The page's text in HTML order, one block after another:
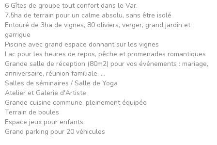
6 Gîtes de groupe tout confort dans le Var.
7.5ha de terrain pour un calme absolu, sans être isolé
Entouré de 3ha de vignes, 80 oliviers, verger, grand jardin et
garrigue
Piscine avec grand espace donnant sur les vignes
Lac pour les heures de repos, pêche et promenades romantiques
Grande salle de réception (80m2) pour vos événements : mariage,
anniversaire, réunion familiale, ...
Salles de séminaires / Salle de Yoga
Atelier et Galerie d'Artiste
Grande cuisine commune, pleinement équipée
Terrain de boules
Espace jeux pour enfants
Grand parking pour 20 véhicules